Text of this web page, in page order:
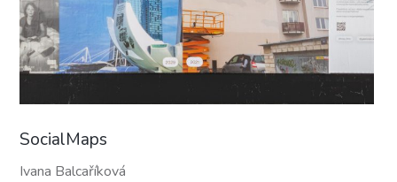
SocialMaps
Ivana Balcaříková